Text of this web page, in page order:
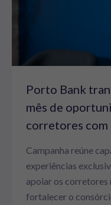
Porto Bank
mês de
corretores
Campanha reúne
experiências
apoiar os corretores
fortalecer o